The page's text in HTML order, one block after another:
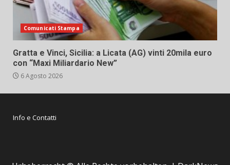
Comunicati Stampa
Gratta e Vinci, Sicilia: a Licata (AG) vinti 20mila euro
con “Maxi Miliardario New”
6 Agosto 2026
Info e Contatti